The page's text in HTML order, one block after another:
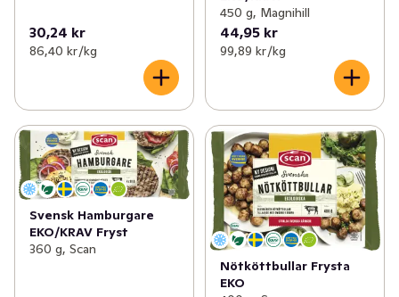
30,24 kr
86,40 kr /kg
450 g, Magnihill
44,95 kr
99,89 kr /kg
Svensk Hamburgare
EKO/KRAV Fryst
360 g, Scan
Nötköttbullar Frysta
EKO